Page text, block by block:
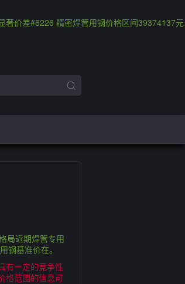
著价差#8226 精密焊管用钢价格区间39374137元
局近期焊管专用
钢基准价在。
有一定的竞争性
格范围的信息可